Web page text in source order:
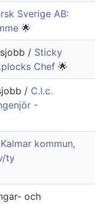
Sverige AB:
🌟
/ Sticky
Chef 🌟
/ C.l.c.
-
Kalmar kommun,
ty
och